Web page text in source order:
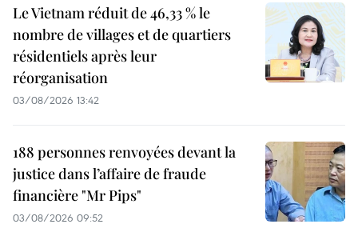
Le Vietnam réduit de 46,33 % le
nombre de villages et de quartiers
résidentiels après leur
réorganisation
03/08/2026 13:42
188 personnes renvoyées devant la
justice dans l’affaire de fraude
financière "Mr Pips"
03/08/2026 09:52